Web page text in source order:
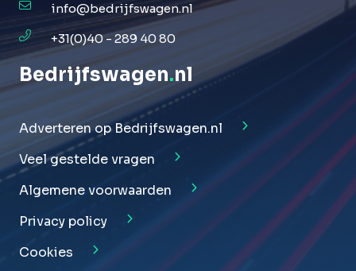
info@bedrijfswagen.nl
+31(0)40 - 289 40 80
Bedrijfswagen.nl
Adverteren op Bedrijfswagen.nl
Veel gestelde vragen
Algemene voorwaarden
Privacy policy
Cookies